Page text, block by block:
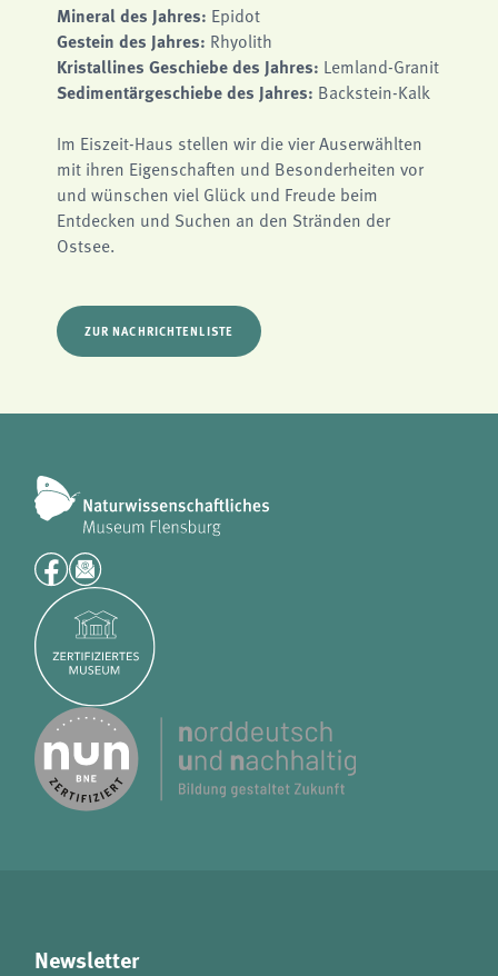
Mineral des Jahres: Epidot
Gestein des Jahres: Rhyolith
Kristallines Geschiebe des Jahres: Lemland-Granit
Sedimentärgeschiebe des Jahres: Backstein-Kalk
Im Eiszeit-Haus stellen wir die vier Auserwählten
mit ihren Eigenschaften und Besonderheiten vor
und wünschen viel Glück und Freude beim
Entdecken und Suchen an den Stränden der
Ostsee.
ZUR NACHRICHTENLISTE
Newsletter
Anbieter:
naturwissenschaftliches-museum.de
Zweck:
Einverständnis-Cookie
Name:
Cookie Laufzeit:
1 Jahr
Wir verwenden Matomo für anonyme Website-Analysen, um unsere Dienste zu
Anbieter:
Matomo